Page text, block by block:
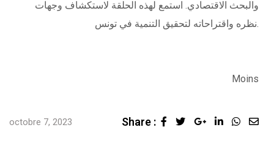
والبحث الاقتصادي. استمع لهذه الحلقة لاستكشاف وجهات
Moins
octobre 7, 2023 Share :